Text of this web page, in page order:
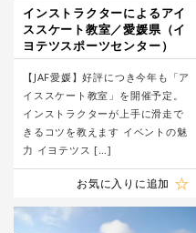
インストラクターによるアイ
ススケート教室／愛媛県（イ
ヨテツスポーツセンター）
【JAF愛媛】好評につき今年も「ア
イススケート教室」を開催予定。
インストラクターが上手に滑走で
きるコツを教えます イベントの魅
力 イヨテツス […]
お気に入りに追加